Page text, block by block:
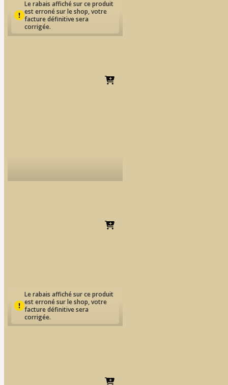
Le rabais affiché sur ce produit
est erroné sur le shop, votre
facture définitive sera
corrigée.
Le rabais affiché sur ce produit
est erroné sur le shop, votre
facture définitive sera
corrigée.